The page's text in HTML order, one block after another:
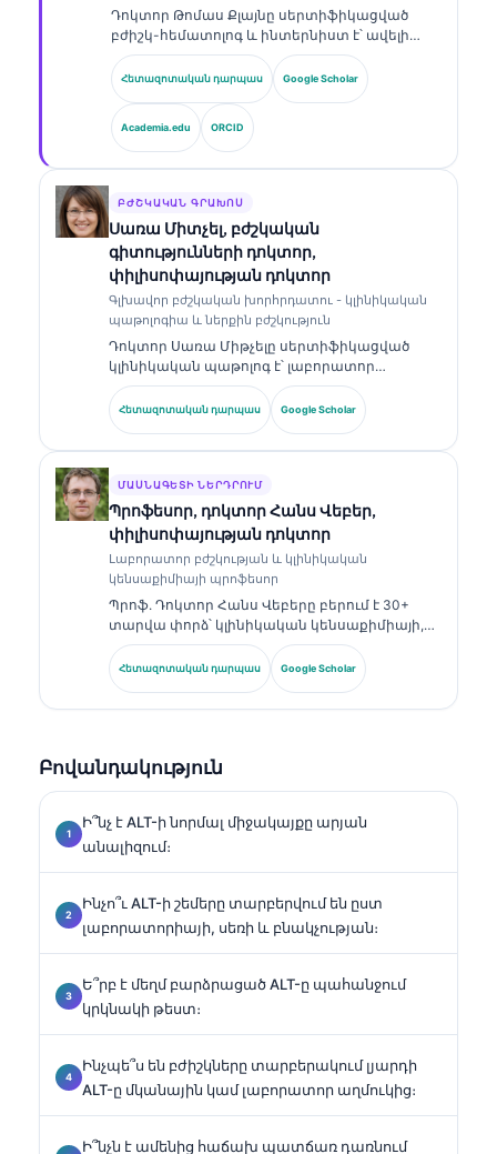
Դոկտոր Թոմաս Քլայնը սերտիֆիկացված
բժիշկ-հեմատոլոգ և ինտերնիստ է՝ ավելի
քան 15 տարվա փորձով լաբորատոր
բժշկության և ԱԻ-ի օգնությամբ կլինիկական
վերլուծության ոլորտում։ Որպես Kantesti AI-ի
գլխավոր բժշկական տնօրեն՝ նա ապահովում
է սեփականատիրական նեյրոնային ցանցի
բժշկական ճշգրտության կլինիկական
վերահսկողությունը։ Դոկտոր Քլայնը լայնորեն
հրապարակել է բիոմարկերների
ախտորոշման վերաբերյալ՝ լաբորատոր
բժշկության թեմաներով։.
Հետազոտական դարպաս Google Scholar
Academia.edu ORCID
ԲԺՇԿԱԿԱՆ ԳՐԱԽՈՍ
Սառա Միտչել, բժշկական
գիտությունների դոկտոր,
փիլիսոփայության դոկտոր
Գլխավոր բժշկական խորհրդատու - կլինիկական
պաթոլոգիա և ներքին բժշկություն
Դոկտոր Սառա Միթչելը սերտիֆիկացված
կլինիկական պաթոլոգ է՝ լաբորատոր
բժշկության և ախտորոշիչ վերլուծության
ոլորտում ավելի քան 18 տարվա փորձով։ Նա
ունի մասնագիտացված հավաստագրեր
ու լաբորատոր վերլուծության վերաբերյալ՝
կլինիկական պրակտիկայում։.
Հետազոտական դարպաս Google Scholar
ՄԱՍՆԱԳԵՏԻ ՆԵՐԴՐՈՒՄ
Պրոֆեսոր, դոկտոր Հանս Վեբեր,
փիլիսոփայության դոկտոր
Լաբորատոր բժշկության և կլինիկական
կենսաքիմիայի պրոֆեսոր
Պրոֆ. Դոկտոր Հանս Վեբերը բերում է 30+
տարվա փորձ՝ կլինիկական կենսաքիմիայի,
լաբորատոր բժշկության և բիոմարկերների
հետազոտության ոլորտներում։ Եղել է
Գերմանիայի Կլինիկական քիմիայի
ստանդարտացման և ԱԻ-ի աջակցությամբ
լաբորատոր բժշկության մեջ։.
Հետազոտական դարպաս Google Scholar
Բովանդակություն
Ի՞նչ է ALT-ի նորմալ միջակայքը արյան
անալիզում։
Ինչո՞ւ ALT-ի շեմերը տարբերվում են ըստ
լաբորատորիայի, սեռի և բնակչության։
Ե՞րբ է մեղմ բարձրացած ALT-ը պահանջում
կրկնակի թեստ։
Ինչպե՞ս են բժիշկները տարբերակում լյարդի
ALT-ը մկանային կամ լաբորատոր աղմուկից։
Ի՞նչն է ամենից հաճախ պատճառ դառնում